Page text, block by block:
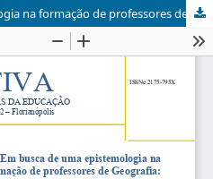
Em busca de uma epistemologia na formação de professores de Geografia: percurso pelo pensamento pedagógico-geográfico de professor